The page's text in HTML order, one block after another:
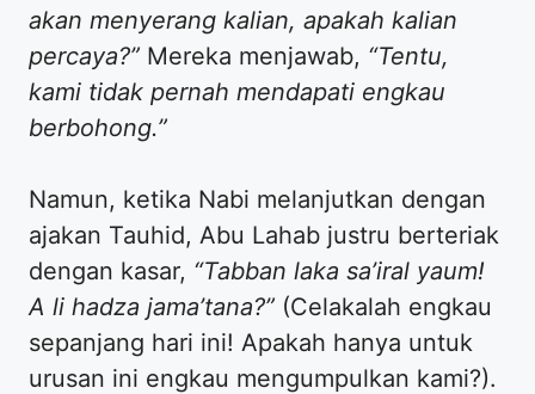
akan menyerang kalian, apakah kalian
percaya?” Mereka menjawab, “Tentu,
kami tidak pernah mendapati engkau
berbohong.”
Namun, ketika Nabi melanjutkan dengan
ajakan Tauhid, Abu Lahab justru berteriak
dengan kasar, “Tabban laka sa’iral yaum!
A li hadza jama’tana?” (Celakalah engkau
sepanjang hari ini! Apakah hanya untuk
urusan ini engkau mengumpulkan kami?).